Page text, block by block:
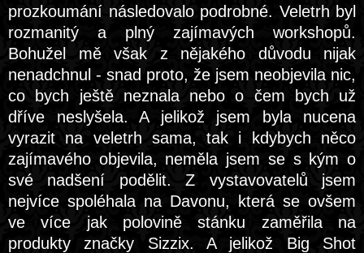
prozkoumání následovalo podrobné. Veletrh byl
rozmanitý a plný zajímavých workshopů.
Bohužel mě však z nějakého důvodu nijak
nenadchnul - snad proto, že jsem neobjevila nic,
co bych ještě neznala nebo o čem bych už
dříve neslyšela. A jelikož jsem byla nucena
vyrazit na veletrh sama, tak i kdybych něco
zajímavého objevila, neměla jsem se s kým o
své nadšení podělit. Z vystavovatelů jsem
nejvíce spoléhala na Davonu, která se ovšem
ve více jak polovině stánku zaměřila na
produkty značky Sizzix. A jelikož Big Shot